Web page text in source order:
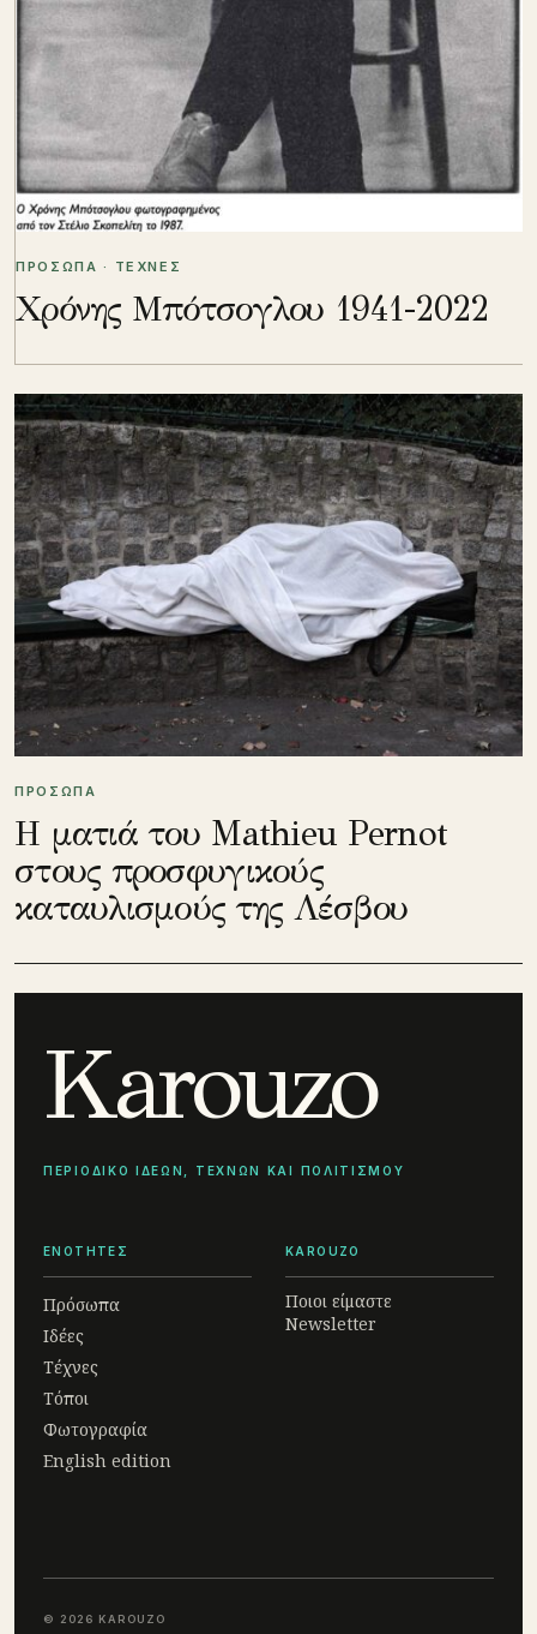
ΠΡΟΣΩΠΑ · ΤΕΧΝΕΣ
Χρόνης Μπότσογλου 1941-2022
ΠΡΟΣΩΠΑ
Η ματιά του Mathieu Pernot
στους προσφυγικούς
καταυλισμούς της Λέσβου
Karouzo
ΠΕΡΙΟΔΙΚΟ ΙΔΕΩΝ, ΤΕΧΝΩΝ ΚΑΙ ΠΟΛΙΤΙΣΜΟΥ
ΕΝΟΤΗΤΕΣ
Πρόσωπα
Ιδέες
Τέχνες
Τόποι
Φωτογραφία
English edition
KAROUZO
Ποιοι είμαστε
Newsletter
© 2026 KAROUZO